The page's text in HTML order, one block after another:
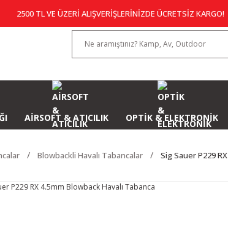
2500 TL VE ÜZERİ ALIŞVERİŞLERİNİZDE ÜCRETSİZ KARGO!
AİRSOFT & ATICILIK OPTİK & ELEKTRONİK
Blowbackli Havalı Tabancalar Sig Sauer P229